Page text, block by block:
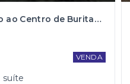
Casa para Venda próximo ao Centro de Buritama
VENDA
suíte